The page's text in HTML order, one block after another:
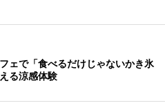
ェで「食べるだけじゃないかき氷
る涼感体験